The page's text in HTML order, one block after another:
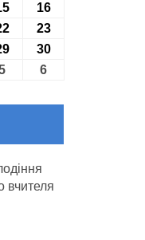
15.08.2026
1616.08.2026
22.08.2026
2323.08.2026
29.08.2026
3030.08.2026
05.09.2026
6
вчителя